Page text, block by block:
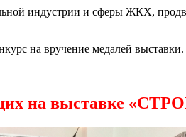
индустрии и сферы ЖКХ,
на вручение медалей выставки.
на выставке